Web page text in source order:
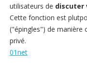
utilisateurs de discuter
Cette fonction est
("épingles") de manière
privé.
01net